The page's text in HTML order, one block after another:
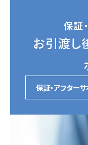
保証
お引渡し
保証・アフター